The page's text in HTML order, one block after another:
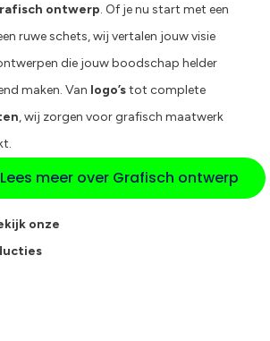
ontwerp. Of je nu start met een
ruwe schets, wij vertalen jouw visie
die jouw boodschap helder
maken. Van logo’stot complete
, wij zorgen voor grafisch maatwerk
Lees meer over Grafisch ontwerp
onze